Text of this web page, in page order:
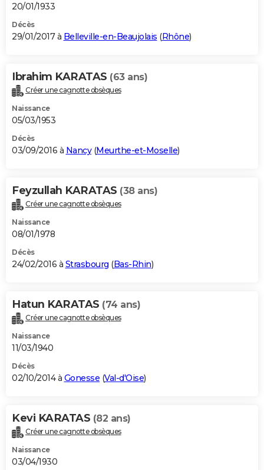
20/01/1933
Décès
29/01/2017 à Belleville-en-Beaujolais (Rhône)
Ibrahim KARATAS (63 ans)
Créer une cagnotte obsèques
Naissance
05/03/1953
Décès
03/09/2016 à Nancy(Meurthe-et-Moselle)
Feyzullah KARATAS (38 ans)
Créer une cagnotte obsèques
Naissance
08/01/1978
Décès
24/02/2016 à Strasbourg (Bas-Rhin)
Hatun KARATAS (74 ans)
Créer une cagnotte obsèques
Naissance
11/03/1940
Décès
02/10/2014 à Gonesse (Val-d'Oise)
Kevi KARATAS (82 ans)
Créer une cagnotte obsèques
Naissance
03/04/1930